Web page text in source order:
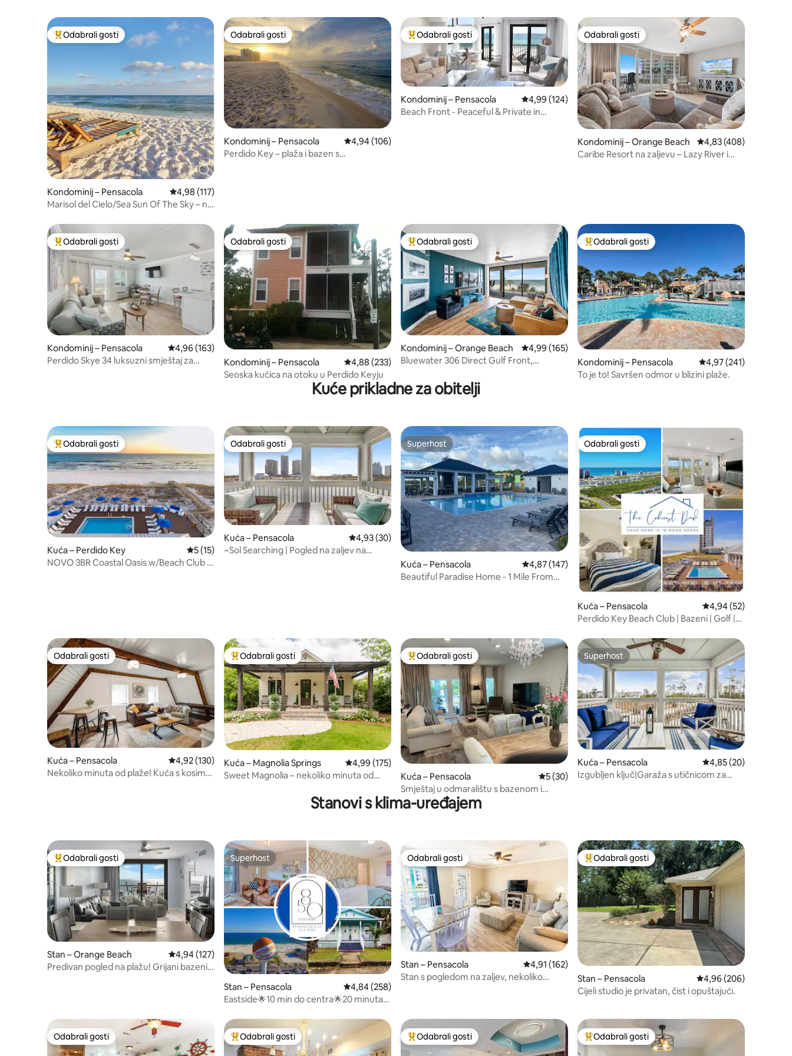
Među najviše rangiranima s oznakom „Odabrali gosti”
Odabrali gosti
Kondominij – Pensacola Prosječna ocjena: 4,98/5, recenzija: 117
4,98 (117)
Marisol del Cielo/Sea Sun Of The Sky – na
Odabrali gosti
Odabrali gosti
Kondominij – Pensacola Prosječna ocjena: 4,94/5, recenzija: 106
4,94 (106)
Perdido Key – plaža i bazen s
Među najviše rangiranima s oznakom „Odabrali gosti”
Odabrali gosti
Kondominij – Pensacola Prosječna ocjena: 4,99/5, recenzija: 124
4,99 (124)
Beach Front - Peaceful & Private in
Odabrali gosti
Odabrali gosti
Kondominij – Orange Beach Prosječna ocjena:
4,83 (408)
Caribe Resort na zaljevu – Lazy River i
Među najviše rangiranima s oznakom „Odabrali gosti”
Odabrali gosti
Kondominij – Pensacola Prosječna ocjena: 4,96/5, recenzija: 163
4,96 (163)
Perdido Skye 34 luksuzni smještaj za
Odabrali gosti
Odabrali gosti
Kondominij – Pensacola Prosječna ocjena: 4,88/5, recenzija: 233
4,88 (233)
Seoska kućica na otoku u Perdido Keyju
Među najviše rangiranima s oznakom „Odabrali gosti”
Odabrali gosti
Kondominij – Orange Beach Prosječna ocjena: 4,99/5, recenzija: 165
4,99 (165)
Bluewater 306 Direct Gulf Front,
dužinom
Među najviše rangiranima s oznakom „Odabrali gosti”
Odabrali gosti
Kondominij – Pensacola Prosječna ocjena:
4,97 (241)
To je to! Savršen odmor u blizini plaže.
Kuće prikladne za obitelji
Među najviše rangiranima s oznakom „Odabrali gosti”
Odabrali gosti
Kuća – Perdido Key Prosječna ocjena: 5/5, recenzija: 15
5 (15)
NOVO 3BR Coastal Oasis w/Beach Club ~
Odabrali gosti
Odabrali gosti
Kuća – Pensacola Prosječna ocjena: 4,93/5, recenzija: 30
4,93 (30)
~Sol Searching | Pogled na zaljev na
Superhost
Superhost
Kuća – Pensacola Prosječna ocjena: 4,87/5, recenzija: 147
4,87 (147)
Beautiful Paradise Home - 1 Mile From
Odabrali gosti
Odabrali gosti
Kuća – Pensacola Prosječna ocjena:
4,94 (52)
Perdido Key Beach Club | Bazeni | Golf |
Odabrali gosti
Odabrali gosti
Kuća – Pensacola Prosječna ocjena: 4,92/5, recenzija: 130
4,92 (130)
Nekoliko minuta od plaže! Kuća s kosim
Među najviše rangiranima s oznakom „Odabrali gosti”
Odabrali gosti
Kuća – Magnolia Springs Prosječna ocjena: 4,99/5, recenzija: 175
4,99 (175)
Sweet Magnolia – nekoliko minuta od
Među najviše rangiranima s oznakom „Odabrali gosti”
Odabrali gosti
Kuća – Pensacola Prosječna ocjena: 5/5, recenzija: 30
5 (30)
Smještaj u odmaralištu s bazenom i
privatnim klubom na plaži
Superhost
Superhost
Kuća – Pensacola Prosječna ocjena:
4,85 (20)
Izgubljen ključ|Garaža s utičnicom za
Stanovi s klima-uređajem
Među najviše rangiranima s oznakom „Odabrali gosti”
Odabrali gosti
Stan – Orange Beach Prosječna ocjena: 4,94/5, recenzija: 127
4,94 (127)
Predivan pogled na plažu! Grijani bazeni!
Superhost
Superhost
Stan – Pensacola Prosječna ocjena: 4,84/5, recenzija: 258
4,84 (258)
Eastside🌟10 min do centra🌟20 minuta
Odabrali gosti
Odabrali gosti
Stan – Pensacola Prosječna ocjena: 4,91/5, recenzija: 162
4,91 (162)
Stan s pogledom na zaljev, nekoliko
Među najviše rangiranima s oznakom „Odabrali gosti”
Odabrali gosti
Stan – Pensacola Prosječna ocjena:
4,96 (206)
Cijeli studio je privatan, čist i opuštajući.
Odabrali gosti
Odabrali gosti Među najviše rangiranima s oznakom „Odabrali gosti”
Odabrali gosti Među najviše rangiranima s oznakom „Odabrali gosti”
Odabrali gosti Među najviše rangiranima s oznakom „Odabrali gosti”
Odabrali gosti